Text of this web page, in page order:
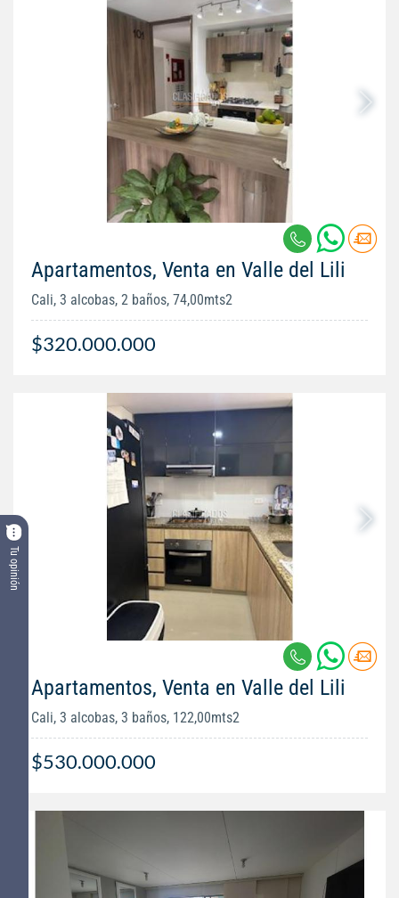
Tu opinión
Apartamentos, Venta en Valle del Lili
Cali, 3 alcobas, 2 baños, 74,00mts2
$320.000.000
Apartamentos, Venta en Valle del Lili
Cali, 3 alcobas, 3 baños, 122,00mts2
$530.000.000